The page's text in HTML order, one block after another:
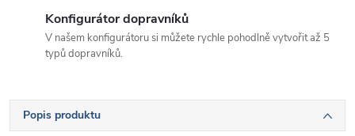
Konfigurátor dopravníků
V našem konfigurátoru si můžete rychle pohodlně vytvořit až 5
typů dopravníků.
Popis produktu